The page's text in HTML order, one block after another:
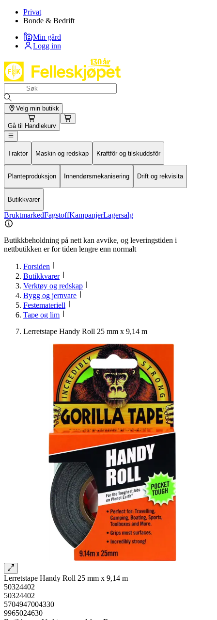
Privat
Bonde & Bedrift
Min gård
Logg inn
Velg min butikk
Gå til Handlekurv
Traktor Maskin og redskap Kraftfôr og tilskuddsfôr
Planteproduksjon Innendørsmekanisering Drift og rekvisita
Butikkvarer
BruktmarkedFagstoffKampanjerLagersalg
Butikkbeholdning på nett kan avvike, og leveringstiden i
nettbutikken er for tiden lengre enn normalt
Forsiden
Butikkvarer
Verktøy og redskap
Bygg og jernvare
Festemateriell
Tape og lim
Lerretstape Handy Roll 25 mm x 9,14 m
Lerretstape Handy Roll 25 mm x 9,14 m
50324402
50324402
5704947004330
9965024630